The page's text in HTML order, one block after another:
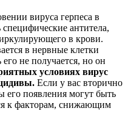
вируса герпеса в
антитела,
в крови.
в нервные клетки
не получается, но он
условиях вирус
Если у вас вторично
его появления могут быть
к факторам, снижающим